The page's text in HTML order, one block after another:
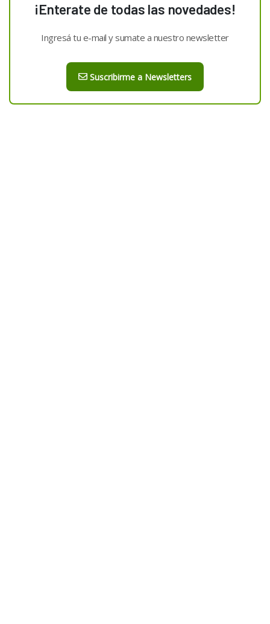
¡Enterate de todas las novedades!
Ingresá tu e-mail y sumate a nuestro newsletter
Suscribirme a Newsletters